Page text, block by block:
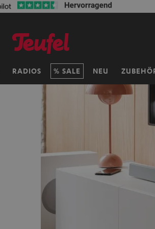
RADIOS SALE NEU